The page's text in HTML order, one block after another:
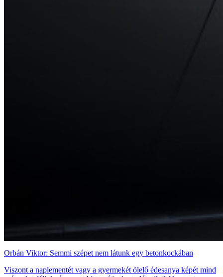
Orbán Viktor: Semmi szépet nem látunk egy betonkockában
Viszont a naplementét vagy a gyermekét ölelő édesanya képét mind